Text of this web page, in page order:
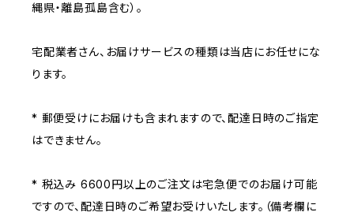
縄県・離島孤島含む）。
宅配業者さん、お届けサービスの種類は当店にお任せにな
ります。
* 郵便受けにお届けも含まれますので、配達日時のご指定
はできません。
* 税込み 6600円以上のご注文は宅急便でのお届け可能
ですので、配達日時のご希望お受けいたします。（備考欄に